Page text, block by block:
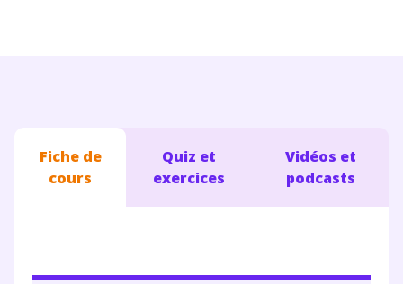
Fiche de
cours
Quiz et
exercices
Vidéos et
podcasts